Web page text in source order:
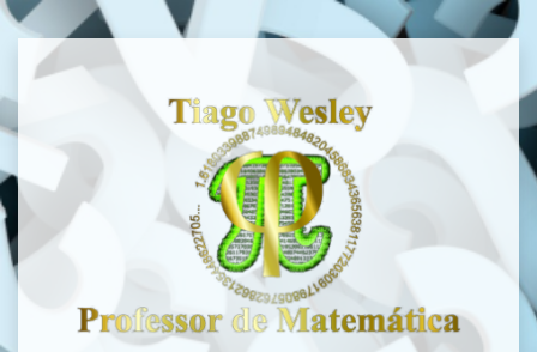
Ir para o conteúdo principal
Acesso a